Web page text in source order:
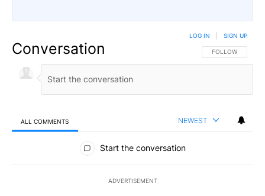
Conversation FOLLOW THIS
FOLLOW
LOG IN SIGN UP
ALL COMMENTS NEWEST
All Comments
Start the conversation
ADVERTISEMENT